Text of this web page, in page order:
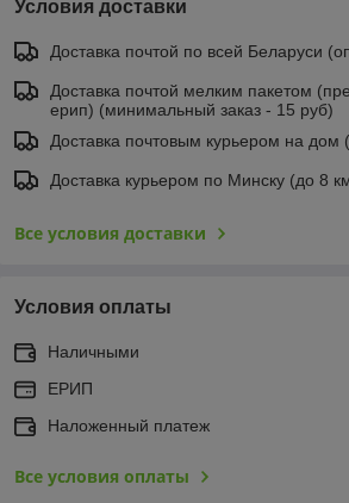
Условия доставки
Доставка почтой по всей Беларуси
Доставка почтой мелким пакетом
ерип) (минимальный заказ - 15 руб)
Доставка почтовым курьером на дом
Доставка курьером по Минску (до 8
Все условия доставки
Условия оплаты
Наличными
ЕРИП
Наложенный платеж
Все условия оплаты